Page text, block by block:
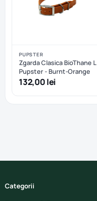
PUPSTER
Zgarda Clasica BioThane L
Pupster - Burnt-Orange
132,00 lei
Categorii